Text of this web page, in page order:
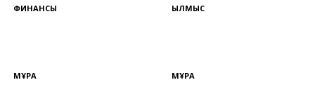
ФИНАНСЫ ҚЫЛМЫС
МҰРА МҰРА